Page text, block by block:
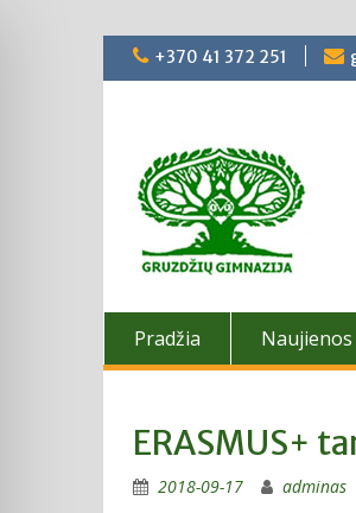
Skip
+370 41 372 251
Pradžia Naujienos
ERASMUS+
2018-09-17 adminas